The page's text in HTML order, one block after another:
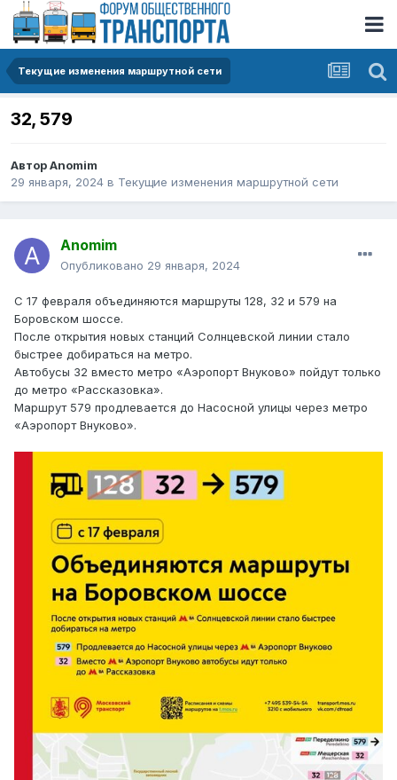
Текущие изменения маршрутной сети
32, 579
АвторAnomim
29 января, 2024 в Текущие изменения маршрутной сети
Anomim
Опубликовано 29 января, 2024
С 17 февраля объединяются маршруты 128, 32 и 579 на
Боровском шоссе.
После открытия новых станций Солнцевской линии стало
быстрее добираться на метро.
Автобусы 32 вместо метро «Аэропорт Внуково» пойдут только
до метро «Рассказовка».
Маршрут 579 продлевается до Насосной улицы через метро
«Аэропорт Внуково».